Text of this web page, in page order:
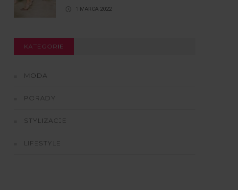
1 MARCA 2022
KATEGORIE
MODA
PORADY
STYLIZACJE
LIFESTYLE